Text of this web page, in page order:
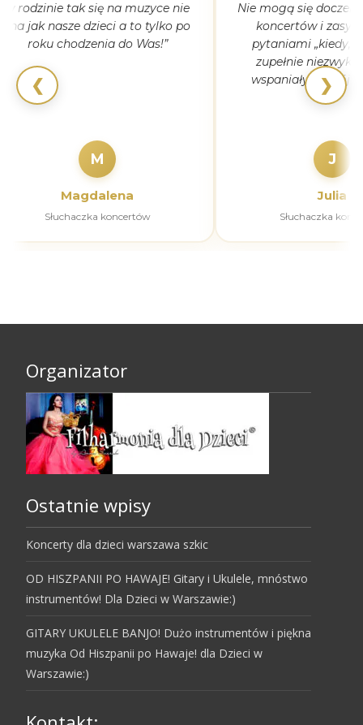
❮
w rodzinie tak się na muzyce nie
zna jak nasze dzieci a to tylko po
roku chodzenia do Was!”
M
Magdalena
Słuchaczka koncertów
Nie mogą się
koncertów i
pytaniami „kiedy,
zupełnie
wspaniały rozwój
J
Julia
Słuchaczka
❯
Organizator
Ostatnie wpisy
Koncerty dla dzieci warszawa szkic
OD HISZPANII PO HAWAJE! Gitary i Ukulele, mnóstwo
instrumentów! Dla Dzieci w Warszawie:)
GITARY UKULELE BANJO! Dużo instrumentów i piękna
muzyka Od Hiszpanii po Hawaje! dla Dzieci w
Warszawie:)